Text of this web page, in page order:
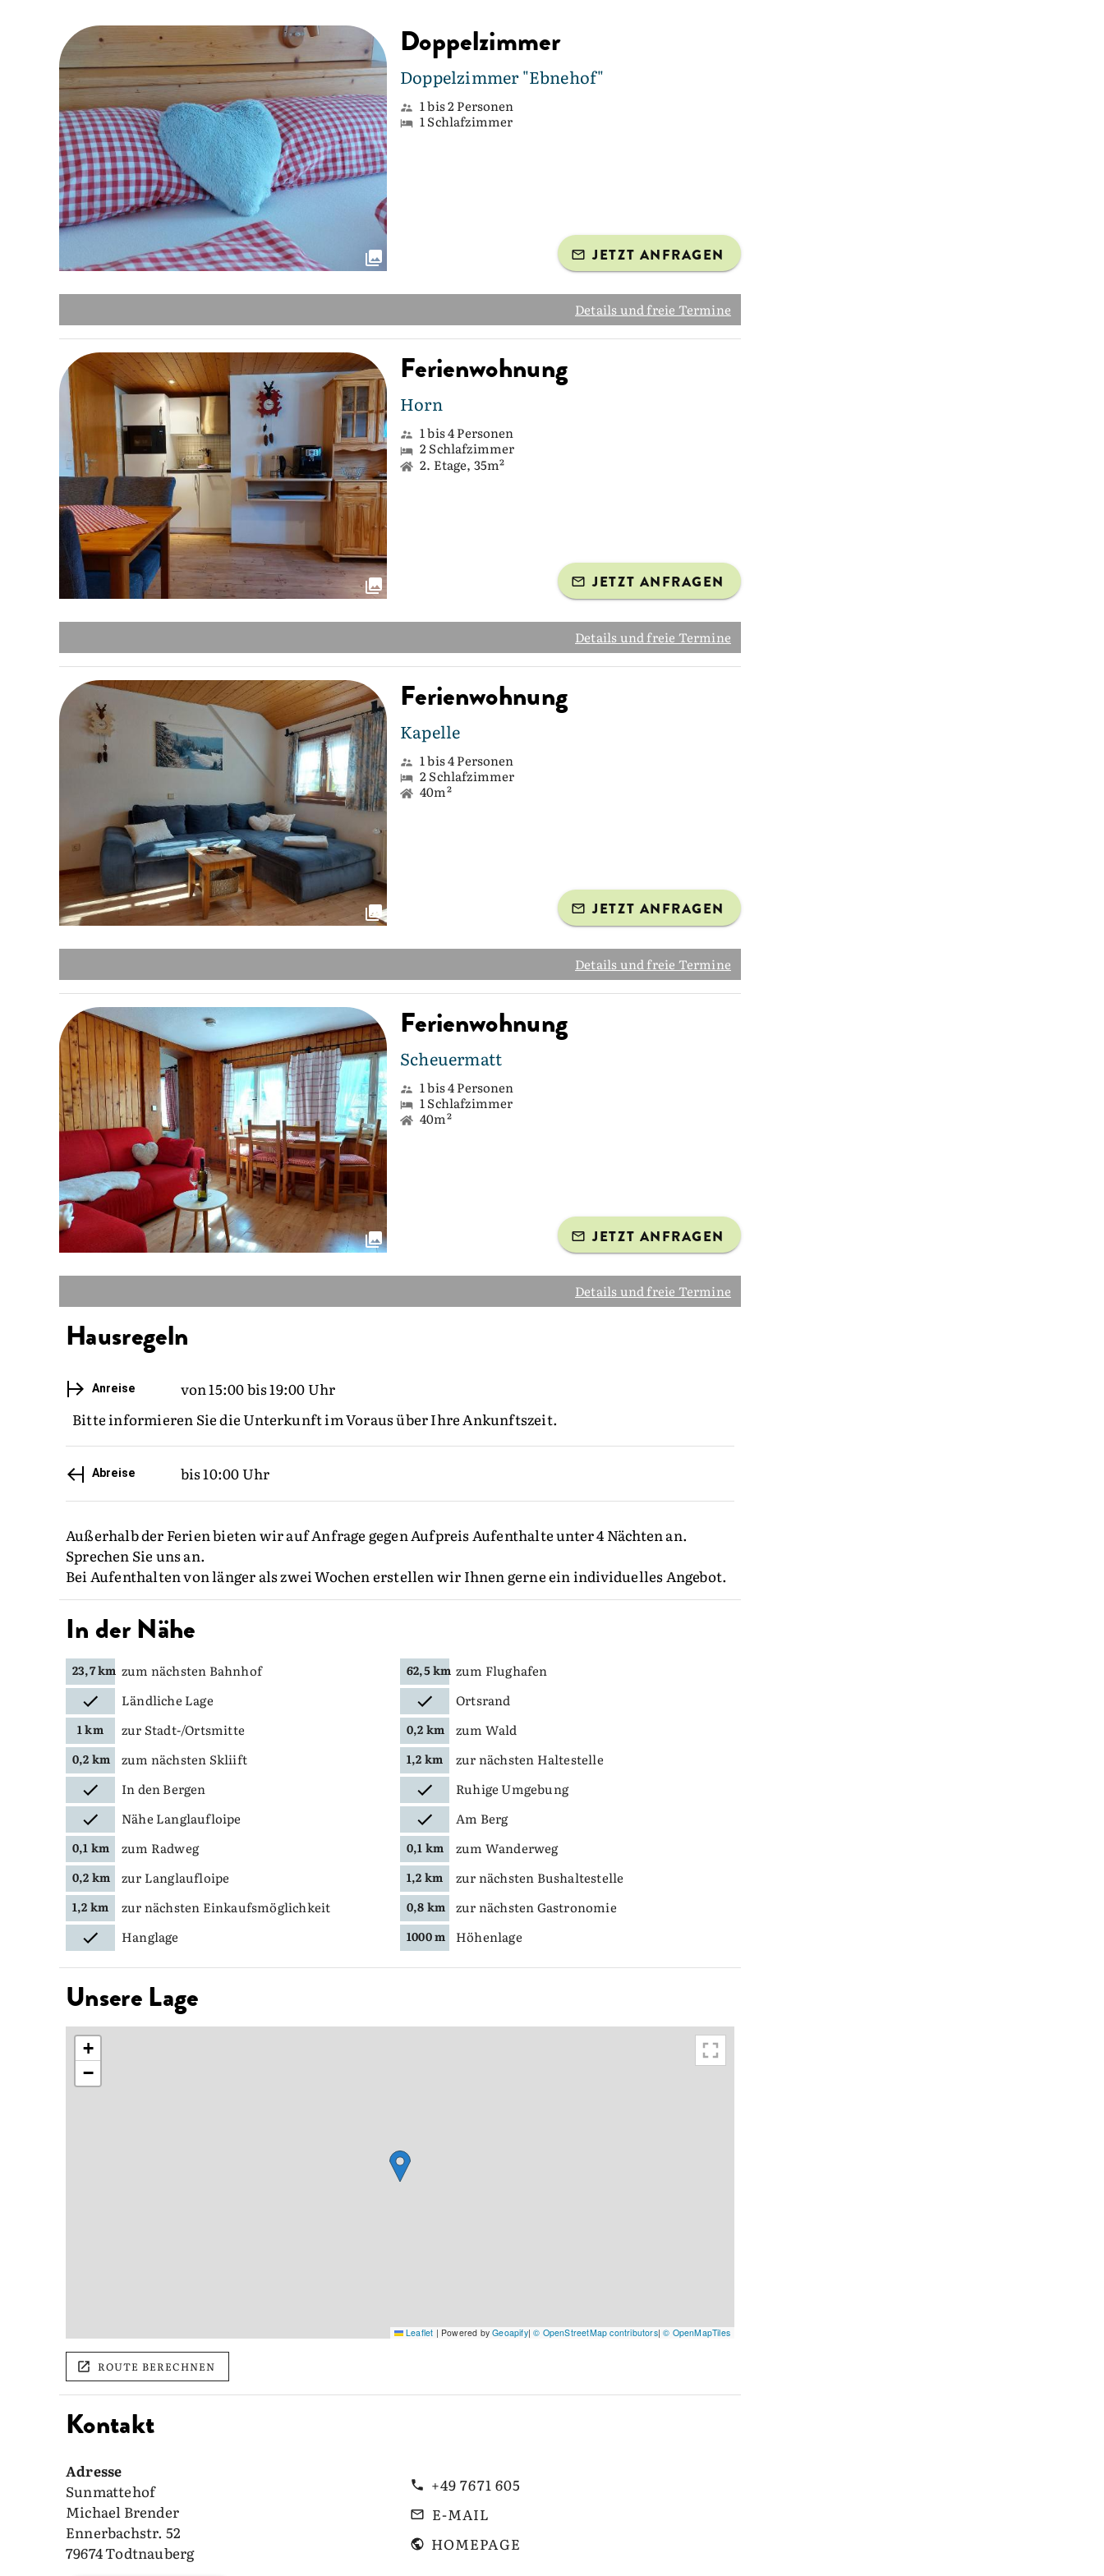
Doppelzimmer
Doppelzimmer "Ebnehof"
1 bis 2 Personen
1 Schlafzimmer
JETZT ANFRAGEN
Details und freie Termine
Ferienwohnung
Horn
1 bis 4 Personen
2 Schlafzimmer
2. Etage, 35m²
JETZT ANFRAGEN
Details und freie Termine
Ferienwohnung
Kapelle
1 bis 4 Personen
2 Schlafzimmer
40m²
JETZT ANFRAGEN
Details und freie Termine
Ferienwohnung
Scheuermatt
1 bis 4 Personen
1 Schlafzimmer
40m²
JETZT ANFRAGEN
Details und freie Termine
Hausregeln
Anreise
von 15:00 bis 19:00 Uhr
Bitte informieren Sie die Unterkunft im Voraus über Ihre Ankunftszeit.
Abreise bis 10:00 Uhr
Außerhalb der Ferien bieten wir auf Anfrage gegen Aufpreis Aufenthalte unter 4 Nächten an.
Sprechen Sie uns an.
Bei Aufenthalten von länger als zwei Wochen erstellen wir Ihnen gerne ein individuelles Angebot.
In der Nähe
23,7 km zum nächsten Bahnhof 62,5 km zum Flughafen
Ländliche Lage
Ortsrand
1 km zur Stadt-/Ortsmitte 0,2 km zum Wald
0,2 km zum nächsten Skliift 1,2 km
zur nächsten Haltestelle
In den Bergen
Ruhige Umgebung
Nähe Langlaufloipe
Am Berg
0,1 km zum Radweg 0,1 km zum Wanderweg
0,2 km zur Langlaufloipe 1,2 km zur nächsten Bushaltestelle
1,2 km zur nächsten Einkaufsmöglichkeit 0,8 km
zur nächsten Gastronomie
Hanglage
1000 m Höhenlage
Unsere Lage
+
−
Leaflet | Powered byGeoapify|© OpenStreetMap contributors|© OpenMapTiles
ROUTE BERECHNEN
Kontakt
Adresse
Sunmattehof
Michael Brender
Ennerbachstr. 52
79674 Todtnauberg
+49 7671 605
E-MAIL
HOMEPAGE